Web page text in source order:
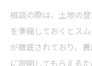
相談の際は、土地の
を準備しておくとス
が徹底されており、
に説明してもらえる